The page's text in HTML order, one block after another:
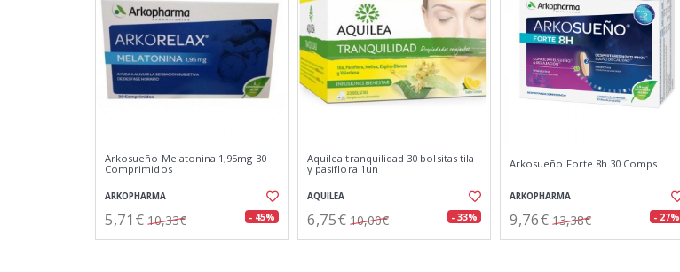
Arkosueño Melatonina 1,95mg 30
Comprimidos
ARKOPHARMA
5,71€ 10,33€ - 45%
Aquilea tranquilidad 30 bolsitas tila
y pasiflora 1un
AQUILEA
6,75€ 10,00€ - 33%
Arkosueño Forte 8h 30 Comps
ARKOPHARMA
9,76€ 13,38€ - 27%